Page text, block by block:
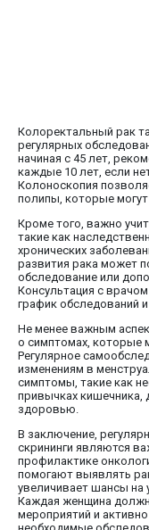
Колоректальный рак
регулярных
начиная с 45 лет,
каждые 10 лет, если
Колоноскопия
полипы, которые
Кроме того, важно
такие как
хронических
развития рака может
обследование или
Консультация с
график обследований
Не менее важным
о симптомах, которые
Регулярное
изменениям в
симптомы, такие как
привычках кишечника,
здоровью.
В заключение,
скрининги являются
профилактике
помогают выявлять
увеличивает шансы на
Каждая женщина
мероприятий и